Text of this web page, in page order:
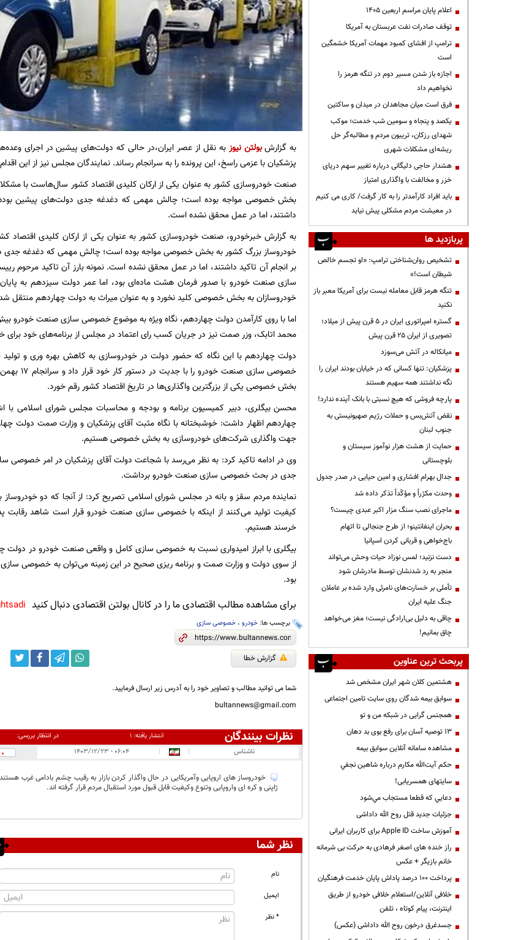
به گزارشبولتن نیوز به نقل از عصر ایران،در حالی که دولت‌های پیشین در اجرای
پزشکیان با عزمی راسخ، این پرونده را به سرانجام رساند. نمایندگان مجلس نیز از این
صنعت خودروسازی کشور به عنوان یکی از ارکان کلیدی اقتصاد کشور سال‌هاست با
بخش خصوصی مواجه بوده است؛ چالش مهمی که دغدغه جدی دولت‌های پیشین بوده و
داشتند، اما در عمل محقق نشده است.
به گزارش خبرخودرو، صنعت خودروسازی کشور به عنوان یکی از ارکان کلیدی
خودروساز بزرگ کشور به بخش خصوصی مواجه بوده است؛ چالش مهمی که دغدغه جدی
بر انجام آن تاکید داشتند، اما در عمل محقق نشده است. نمونه بارز آن تاکید
سازی صنعت خودرو با صدور فرمان هشت ماده‌ای بود، اما عمر دولت سیزدهم به پایان
خودروسازان به بخش خصوصی کلید نخورد و به عنوان میراث به دولت چهاردهم منتقل
اما با روی کارآمدن دولت چهاردهم، نگاه ویژه به موضوع خصوصی سازی صنعت
محمد اتابک، وزر صمت نیز در جریان کسب رای اعتماد در مجلس از برنامه‌های خود
دولت چهاردهم با این نگاه که حضور دولت در خودروسازی به کاهش بهره وری و
خصوصی
بخش خصوصی یکی از بزرگترین واگذاری‌ها در تاریخ اقتصاد کشور رقم خورد.
محسن بیگلری، دبیر کمیسیون برنامه و بودجه و محاسبات مجلس شورای اسلامی
چهاردهم اظهار داشت: خوشبختانه با نگاه مثبت آقای پزشکیان و وزارت صمت
جهت واگذاری شرکت‌های خودروسازی به بخش خصوصی هستیم.
وی در ادامه تاکید کرد: به نظر می‌رسد با شجاعت دولت آقای پزشکیان در امر خصوصی
جدی در بحث خصوصی سازی صنعت خودرو برداشت.
نماینده مردم سقز و بانه در مجلس شورای اسلامی تصریح کرد: از آنجا که دو
کیفیت تولید می‌کنند از اینکه با خصوصی سازی صنعت خودرو قرار است شاهد رقابت
خرسند هستیم.
بیگلری با ابراز امیدواری نسبت به خصوصی سازی کامل و واقعی صنعت خودرو در دولت
از سوی دولت و وزارت صمت و برنامه ریزی صحیح در این زمینه می‌توان به خصوصی
بود.
برای مشاهده مطالب اقتصادی ما را در کانال بولتن اقتصادی دنبال کنید
برچسب ها: خودرو، خصوصی سازی
گزارش خطا
شما می توانید مطالب و تصاویر خود را به آدرس زیر ارسال فرمایید.
bultannews@gmail.com
نظرات بینندگان انتشار یافته:۱ در انتظار بررسی:
ناشناس |
| ۰۶:۰۴ - ۱۴۰۳/۱۲/۲۳ 0
خودروساز های اروپایی وآمریکایی در حال واگذار کردن بازار به رقیب چشم بادامی غرب
ژاپنی و کره ای واروپایی وتنوع وکیفیت قابل قبول مورد استقبال مردم قرار گرفته اند.
نظر شما
نام
ایمیل
* نظر
اعلام پایان مراسم اربعین ۱۴۰۵
توقف صادرات نفت عربستان به آمریکا
ترامپ از افشای کمبود مهمات آمریکا خشمگین
است
اجازه باز شدن مسیر دوم در تنگه هرمز را
نخواهیم داد
فرق است میان مجاهدان در میدان و ساکتین
یکصد و پنجاه و سومین شب خدمت؛ موکب
شهدای رزکان، تریبون مردم و مطالبه‌گر حل
ریشه‌ای مشکلات شهری
هشدار حاجی دلیگانی درباره تغییر سهم دریای
خزر و مخالفت با واگذاری امتیاز
باید افراد کارآمدتر را به کار گرفت/ کاری می کنیم
در معیشت مردم مشکلی پیش نیاید
پربازدید ها
تشخیص روان‌شناختی ترامپ: «او تجسم خالص
شیطان است!»
تنگه هرمز قابل معامله نیست برای آمریکا معبر باز
نکنید
گستره امپراتوری ایران در ۵ قرن پیش از میلاد؛
تصویری از ایران ۲۵ قرن پیش
میانکاله در آتش می‌سوزد
پزشکیان: تنها کسانی که در خیابان بودند ایران را
نگه نداشتند همه سهیم هستند
پارچه فروشی که هیچ نسبتی با بانک آینده ندارد!
نقض آتش‌بس و حملات رژیم صهیونیستی به
جنوب لبنان
حمایت از هشت هزار نوآموز سیستان و
بلوچستانی
جدال بهرام افشاری و امین حیایی در صدر جدول
وحدت مکرّراً و مؤکّداً تذکر داده شد
ماجرای نصب سنگ مزار اکبر عبدی چیست؟
بحران اینفانتینو؛ از طرح جنجالی تا اتهام
باج‌خواهی و قربانی کردن اسپانیا
دست نزنید؛ لمس نوزاد حیات وحش می‌تواند
منجر به رد شدنشان توسط مادرشان شود
تأملی بر خسارت‌های نامرئی وارد شده بر عاملان
جنگ علیه ایران
چاقی به دلیل بی‌ارادگی نیست؛ مغز می‌خواهد
چاق بمانیم!
پربحث ترین عناوین
هشتمین کلان شهر ایران مشخص شد
سوابق بیمه شدگان روی سایت تامین اجتماعی
همجنس گرایی در شبکه من و تو
13 توصیه آسان برای رفع بوی بد دهان
مشاهده سامانه آنلاين سوابق بیمه
حكم آيت‌الله مكارم درباره شاهين نجفي
سایتهای همسریابی!
دعايي كه قطعا مستجاب مي‌شود
جزئیات جدید قتل روح الله داداشی
آموزش ساخت Apple ID برای کاربران ایرانی
راز خنده های اصغر فرهادی به حرکت بی شرمانه
خانم بازیگر + عکس
پرداخت ۱۰۰ درصد پاداش پایان خدمت فرهنگیان
خلافی آنلاین/استعلام خلافی خودرو از طریق
اینترنت، پیام کوتاه ، تلفن
جسدغرق درخون روح الله داداشی (عکس)